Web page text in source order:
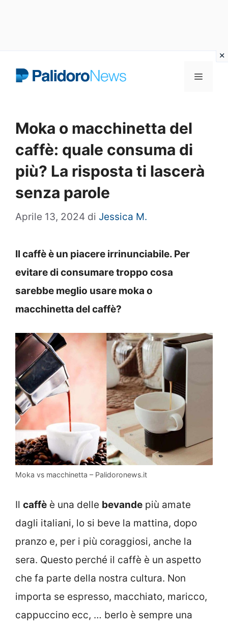
Menu
Moka o macchinetta del
caffè: quale consuma di
più? La risposta ti lascerà
senza parole
Aprile 13, 2024 di Jessica M.
Il caffè è un piacere irrinunciabile. Per
evitare di consumare troppo cosa
sarebbe meglio usare moka o
macchinetta del caffè?
Moka vs macchinetta – Palidoronews.it
Il caffè è una delle bevande più amate
dagli italiani, lo si beve la mattina, dopo
pranzo e, per i più coraggiosi, anche la
sera. Questo perché il caffè è un aspetto
che fa parte della nostra cultura. Non
importa se espresso, macchiato, maricco,
cappuccino ecc, … berlo è sempre una